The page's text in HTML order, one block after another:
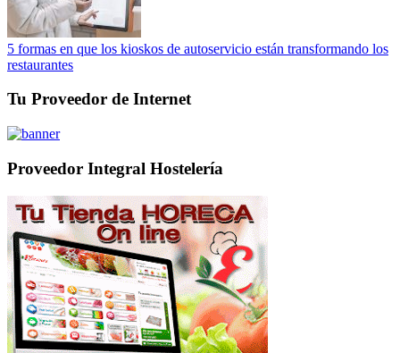
5 formas en que los kioskos de autoservicio están transformando los
restaurantes
Tu Proveedor de Internet
Proveedor Integral Hostelería